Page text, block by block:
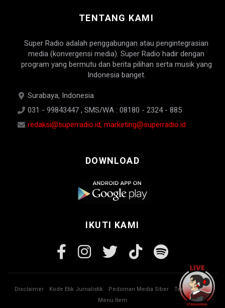
TENTANG KAMI
Super Radio adalah penggabungan atau pengintegrasian
media (konvergensi media). Super Radio hadir dengan
program yang bermutu dan berita pilihan serta musik yang
Indonesia banget.
Surabaya, Indonesia
031 - 99843447 , SMS/WA : 08180 - 2324 - 885
redaksi@superradio.id, marketing@superradio.id
DOWNLOAD
IKUTI KAMI
Disclaimer Kode Etik Jurnalistik Pedoman Media Siber
Tentang Kami
Menu Item